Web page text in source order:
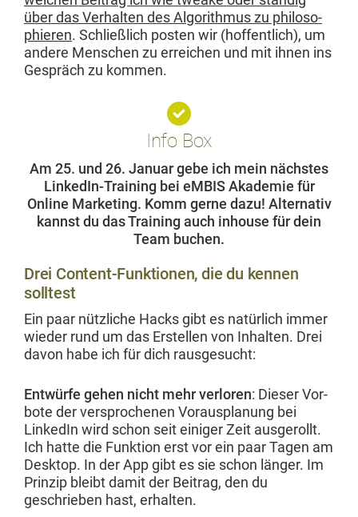
über das Ver­hal­ten des Algo­rith­mus zu philoso­
phieren. Schließlich posten wir (hof­fentlich), um
andere Men­schen zu erre­ichen und mit ihnen ins
Gespräch zu kommen.
Info Box
Am 25. und 26. Jan­u­argebe ich mein näch­stes
LinkedIn-Train­ing bei eMBIS Akademie für
Online Mar­ket­ing. Komm gerne dazu! Alter­na­tiv
kannst du das Train­ing auch inhouse für dein
Team buchen.
Drei Content-Funktionen, die du kennen
solltest
Ein paar nüt­zliche Hacks gibt es natür­lich immer
wieder rund um das Erstellen von Inhal­ten. Drei
davon habe ich für dich rausgesucht:
Entwürfe gehen nicht mehr ver­loren: Dieser Vor­
bote der ver­sproch­enen Voraus­pla­nung bei
LinkedIn wird schon seit einiger Zeit aus­gerollt.
Ich hat­te die Funk­tion erst vor ein paar Tagen am
Desk­top. In der App gibt es sie schon länger. Im
Prinzip bleibt damit der Beitrag, den du
geschrieben hast, erhalten.